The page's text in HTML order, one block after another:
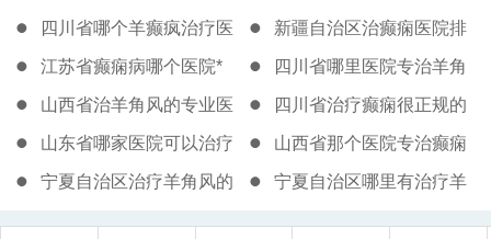
的医院哪里好 医院
四川省哪个羊癫疯治疗医
院好
新疆自治区治癫痫医院排
名
江苏省癫痫病哪个医院* 四川省哪里医院专治羊角
风
山西省治羊角风的专业医
院
四川省治疗癫痫很正规的
医院
山东省哪家医院可以治疗
癫痫
山西省那个医院专治癫痫
宁夏自治区治疗羊角风的 宁夏自治区哪里有治疗羊